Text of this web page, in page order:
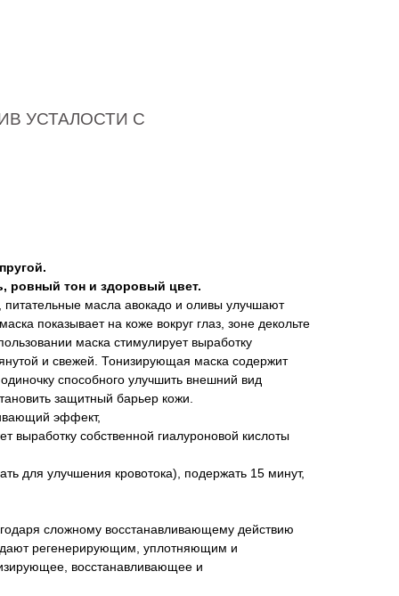
УСТАЛОСТИ С
ровный тон и здоровый цвет.
питательные масла авокадо и оливы улучшают
показывает на коже вокруг глаз, зоне декольте
маска стимулирует выработку
и свежей. Тонизирующая маска содержит
способного улучшить внешний вид
защитный барьер кожи.
эффект,
выработку собственной гиалуроновой кислоты
для улучшения кровотока), подержать 15 минут,
сложному восстанавливающему действию
регенерирующим, уплотняющим и
восстанавливающее и